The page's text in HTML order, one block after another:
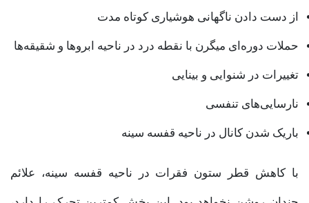
از دست دادن ناگهانی هوشیاری کوتاه مدت
حملات دوره‌ای میگرن با نقطه درد در ناحیه ابرو‌ها و شقیقه‌ها
تغییرات در شنوایی و بینایی
نارسایی‌های تنفسی
باریک شدن کانال در ناحیه قفسه سینه
با کاهش قطر ستون فقرات در ناحیه قفسه سینه، علائم